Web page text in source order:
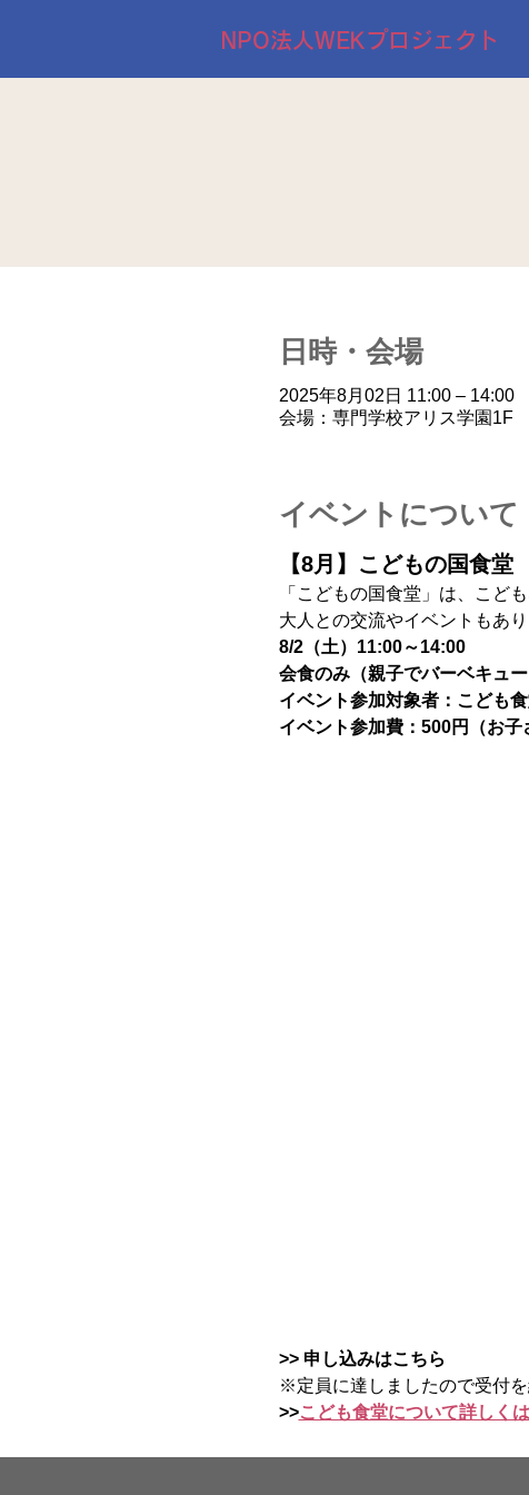
NPO法人WEKプロジェクト
日時・会場
2025年8月02日 11:00 – 14:00
会場：専門学校アリス学園1F
イベントについて
【8月】こどもの国食堂
「こどもの国食堂」は、こど
大人との交流やイベントもあり
8/2（土）11:00～14:00
会食のみ（親子でバーベキュ
イベント参加対象者：こども
イベント参加費：500円（お子
>> 申し込みはこちら
※定員に達しましたので受付を
>>こども食堂について詳しく